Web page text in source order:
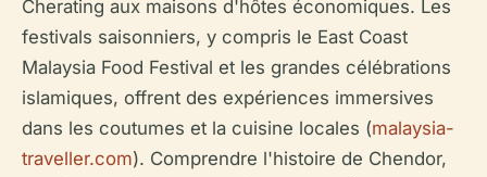
Cherating aux maisons d'hôtes économiques. Les
festivals saisonniers, y compris le East Coast
Malaysia Food Festival et les grandes célébrations
islamiques, offrent des expériences immersives
dans les coutumes et la cuisine locales (malaysia-
traveller.com). Comprendre l'histoire de Chendor,